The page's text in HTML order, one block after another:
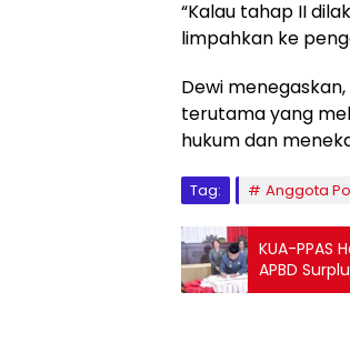
“Kalau tahap II
limpahkan ke
Dewi
terutama yang
hukum dan
Tag: Anggota
KUA-PPAS
APBD